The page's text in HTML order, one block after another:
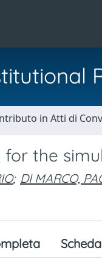
in Atti di
for the
; DI MARCO,